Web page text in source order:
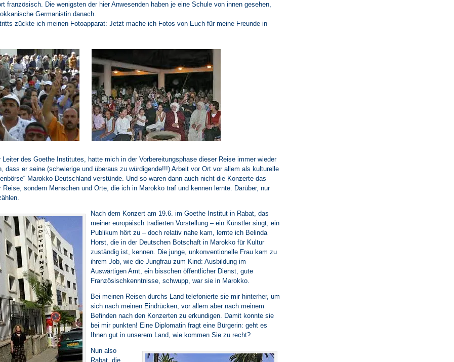
französisch. Die wenigsten der hier Anwesenden haben je eine Schule von innen gesehen,
Germanistin danach.
zückte ich meinen Fotoapparat: Jetzt mache ich Fotos von Euch für meine Freunde in
Leiter des Goethe Institutes, hatte mich in der Vorbereitungsphase dieser Reise immer wieder
dass er seine (schwierige und überaus zu würdigende!!!) Arbeit vor Ort vor allem als kulturelle
Marokko-Deutschland verstünde. Und so waren dann auch nicht die Konzerte das
Reise, sondern Menschen und Orte, die ich in Marokko traf und kennen lernte. Darüber, nur
Nach dem Konzert am 19.6. im Goethe Institut in Rabat, das
meiner europäisch tradierten Vorstellung – ein Künstler singt, ein
Publikum hört zu – doch relativ nahe kam, lernte ich Belinda
Horst, die in der Deutschen Botschaft in Marokko für Kultur
zuständig ist, kennen. Die junge, unkonventionelle Frau kam zu
ihrem Job, wie die Jungfrau zum Kind: Ausbildung im
Auswärtigen Amt, ein bisschen öffentlicher Dienst, gute
Französischkenntnisse, schwupp, war sie in Marokko.
Bei meinen Reisen durchs Land telefonierte sie mir hinterher, um
sich nach meinen Eindrücken, vor allem aber nach meinem
Befinden nach den Konzerten zu erkundigen. Damit konnte sie
bei mir punkten! Eine Diplomatin fragt eine Bürgerin: geht es
Ihnen gut in unserem Land, wie kommen Sie zu recht?
Nun also
Rabat, die